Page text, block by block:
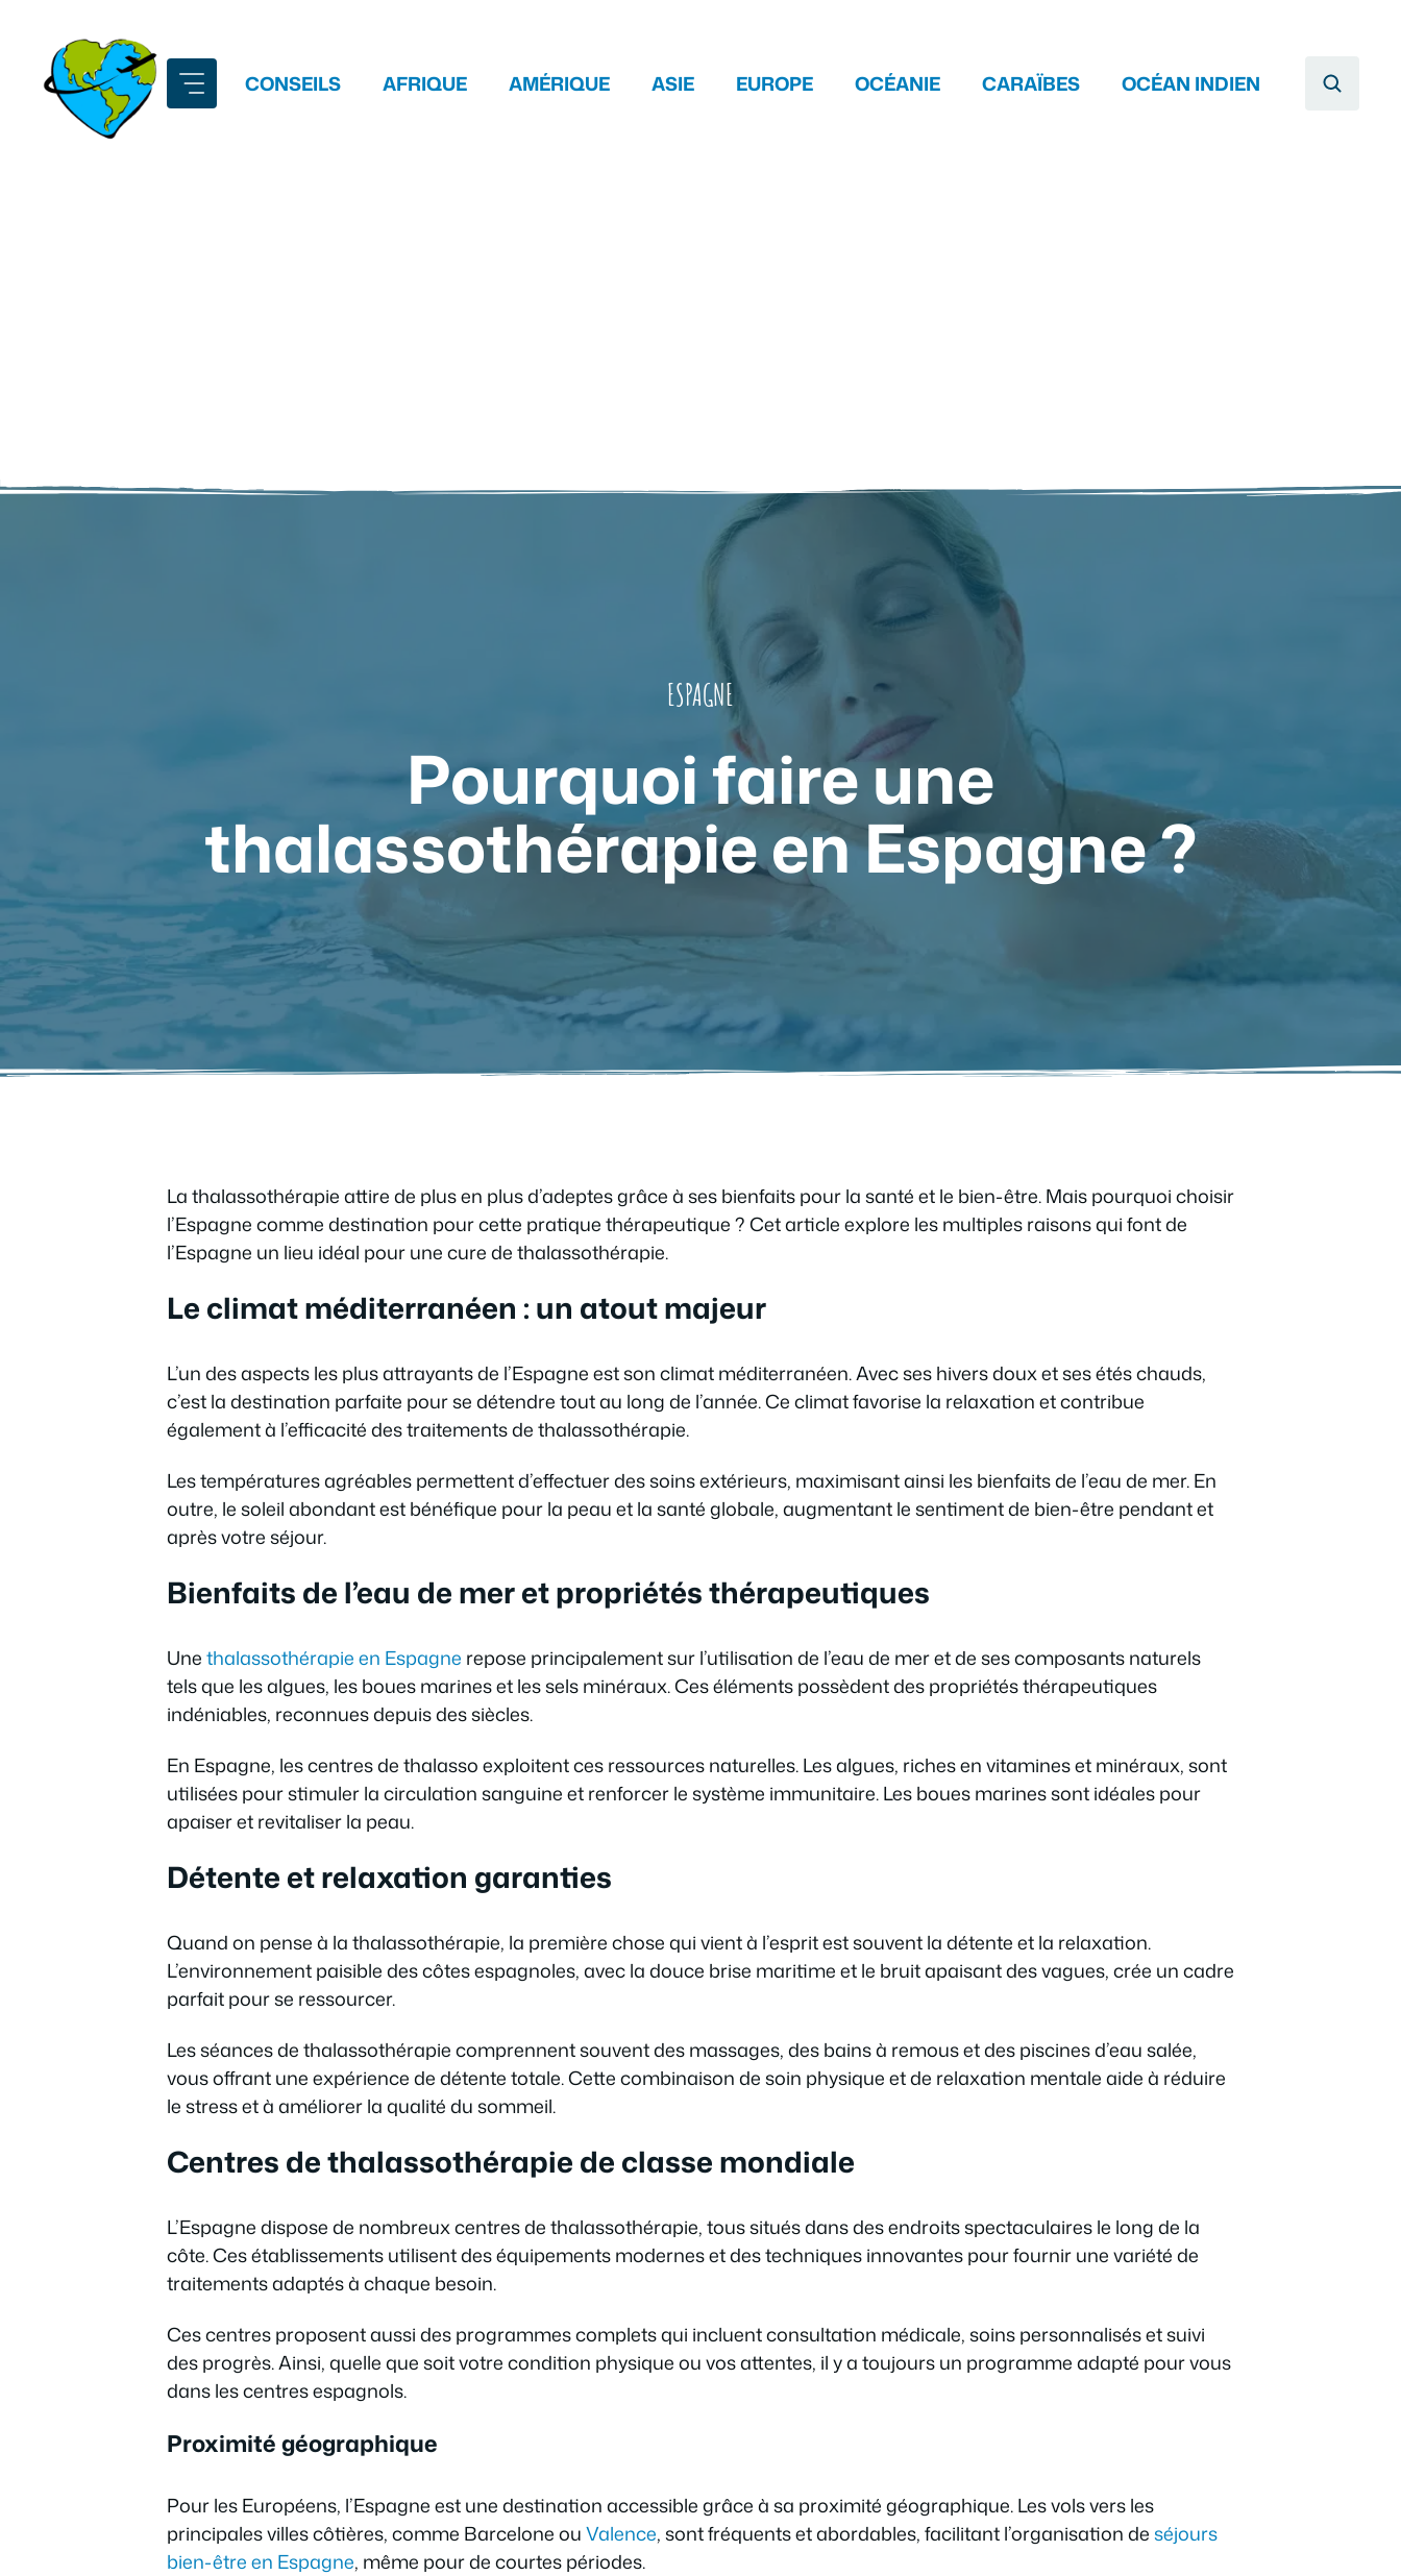
contenu
CONSEILS AFRIQUE AMÉRIQUE ASIE EUROPE OCÉANIE CARAÏBES OCÉAN INDIEN
ESPAGNE
Pourquoi faire une
thalassothérapie en Espagne ?
La thalassothérapie attire de plus en plus d’adeptes grâce à ses bienfaits pour la santé et le bien-être. Mais pourquoi choisir
l’Espagne comme destination pour cette pratique thérapeutique ? Cet article explore les multiples raisons qui font de
l’Espagne un lieu idéal pour une cure de thalassothérapie.
Le climat méditerranéen : un atout majeur
L’un des aspects les plus attrayants de l’Espagne est son climat méditerranéen. Avec ses hivers doux et ses étés chauds,
c’est la destination parfaite pour se détendre tout au long de l’année. Ce climat favorise la relaxation et contribue
également à l’efficacité des traitements de thalassothérapie.
Les températures agréables permettent d’effectuer des soins extérieurs, maximisant ainsi les bienfaits de l’eau de mer. En
outre, le soleil abondant est bénéfique pour la peau et la santé globale, augmentant le sentiment de bien-être pendant et
après votre séjour.
Bienfaits de l’eau de mer et propriétés thérapeutiques
Unethalassothérapie en Espagne repose principalement sur l’utilisation de l’eau de mer et de ses composants naturels
tels que les algues, les boues marines et les sels minéraux. Ces éléments possèdent des propriétés thérapeutiques
indéniables, reconnues depuis des siècles.
En Espagne, les centres de thalasso exploitent ces ressources naturelles. Les algues, riches en vitamines et minéraux, sont
utilisées pour stimuler la circulation sanguine et renforcer le système immunitaire. Les boues marines sont idéales pour
apaiser et revitaliser la peau.
Détente et relaxation garanties
Quand on pense à la thalassothérapie, la première chose qui vient à l’esprit est souvent la détente et la relaxation.
L’environnement paisible des côtes espagnoles, avec la douce brise maritime et le bruit apaisant des vagues, crée un cadre
parfait pour se ressourcer.
Les séances de thalassothérapie comprennent souvent des massages, des bains à remous et des piscines d’eau salée,
vous offrant une expérience de détente totale. Cette combinaison de soin physique et de relaxation mentale aide à réduire
le stress et à améliorer la qualité du sommeil.
Centres de thalassothérapie de classe mondiale
L’Espagne dispose de nombreux centres de thalassothérapie, tous situés dans des endroits spectaculaires le long de la
côte. Ces établissements utilisent des équipements modernes et des techniques innovantes pour fournir une variété de
traitements adaptés à chaque besoin.
Ces centres proposent aussi des programmes complets qui incluent consultation médicale, soins personnalisés et suivi
des progrès. Ainsi, quelle que soit votre condition physique ou vos attentes, il y a toujours un programme adapté pour vous
dans les centres espagnols.
Proximité géographique
Pour les Européens, l’Espagne est une destination accessible grâce à sa proximité géographique. Les vols vers les
principales villes côtières, comme Barcelone ouValence, sont fréquents et abordables, facilitant l’organisation deséjours
bien-être en Espagne, même pour de courtes périodes.